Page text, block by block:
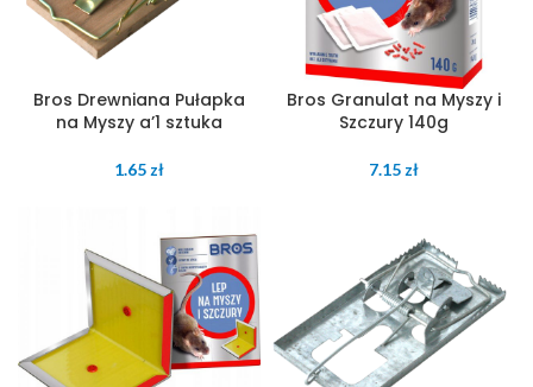
Bros Drewniana Pułapka
na Myszy a’1 sztuka
1.65 zł
Bros Granulat na Myszy i
Szczury 140g
7.15 zł